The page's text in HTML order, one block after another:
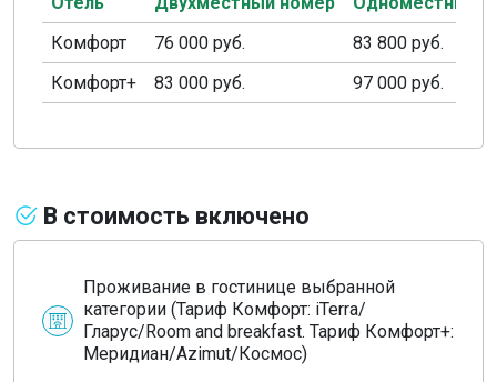
Комфорт
76 000 руб.
83 800 руб.
Комфорт+
83 000 руб. 97 000 руб.
В стоимость включено
Проживание в гостинице выбранной
категории (Тариф Комфорт: iTerra/
Гларус/Room and breakfast. Тариф Комфорт+:
Меридиан/Azimut/Космос)